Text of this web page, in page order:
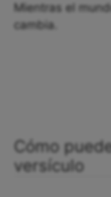
Mientras el
cambia.
Cómo
versículo